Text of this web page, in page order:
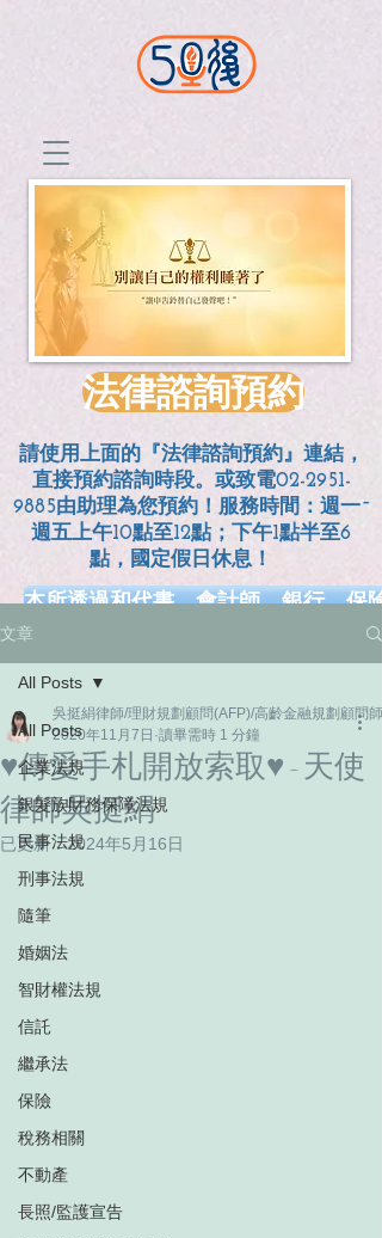
法律諮詢預約
本所透過和代書、會計師、銀行、保
富網、幸福熟齡、早安健康、工
請使用上面的『法律諮詢預約』連結，
直接預約諮詢時段。或致電02-2951-
9885由助理為您預約！服務時間：週一~
週五上午10點至12點；
下午1點半至6
點，國定假日休息！
文章
All Posts
企業法規
銀髮族財務保障法規
民事法規
刑事法規
隨筆
婚姻法
智財權法規
信託
繼承法
保險
稅務相關
不動產
長照/監護宣告
All Posts
♥傳愛手札開放索取♥ - 天使
律師吳挺絹
吳挺絹律師/理財規劃顧問(AFP)/高齡金融規劃顧問
2020年11月7日 讀畢需時 1 分鐘
已更新：2024年5月16日